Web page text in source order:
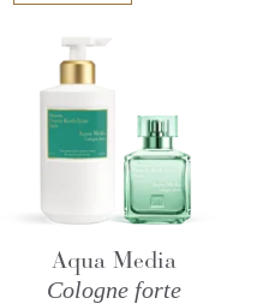
Aqua Media
Cologne forte